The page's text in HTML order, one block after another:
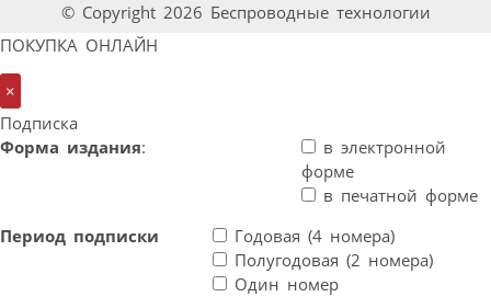
© Copyright 2026 Беспроводные технологии
ПОКУПКА ОНЛАЙН
×
Подписка
Форма издания:
в электронной
форме
в печатной форме
Период подписки
Годовая (4 номера)
Полугодовая (2 номера)
Один номер